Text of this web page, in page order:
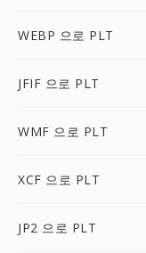
WEBP 으로 PLT
JFIF 으로 PLT
WMF 으로 PLT
XCF 으로 PLT
JP2 으로 PLT